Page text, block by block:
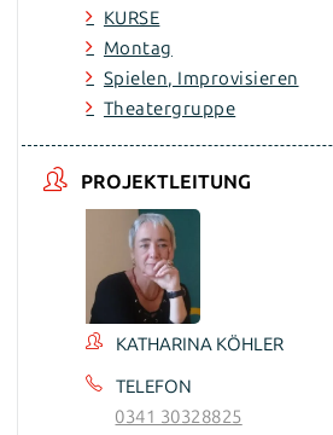
KURSE
Montag
Spielen, Improvisieren
Theatergruppe
PROJEKTLEITUNG
KATHARINA KÖHLER
TELEFON
0341 30328825